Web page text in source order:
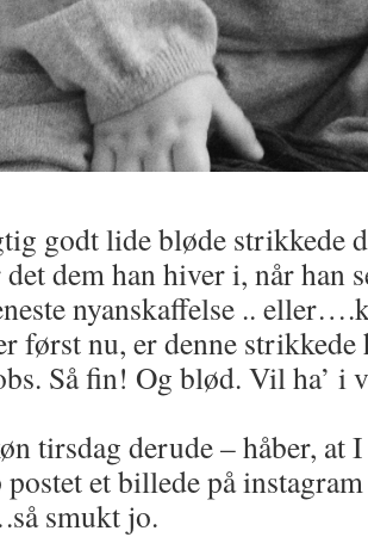
godt lide bløde strikkede
dem han hiver i, når han
nyanskaffelse ..
først nu, er denne
Så fin! Og blød. Vil ha’ i
tirsdag derude – håber, at
et billede på
smukt jo.